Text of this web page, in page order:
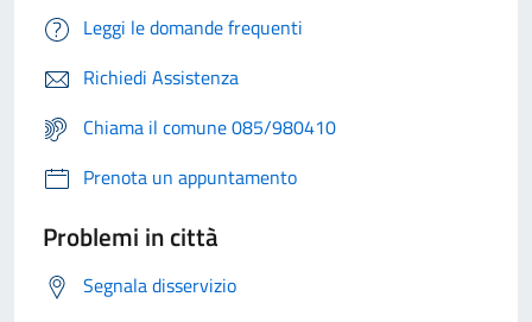
Leggi le domande frequenti
Richiedi Assistenza
Chiama il comune 085/980410
Prenota un appuntamento
Problemi in città
Segnala disservizio